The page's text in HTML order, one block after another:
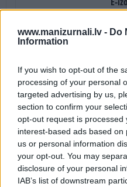
www.manizurnali.lv - Do
Information
If you wish to opt-out of the
processing of your personal
targeted advertising by us,
section to confirm your
opt-out request is processed
interest-based ads based
us or personal information
your opt-out. You may
disclosure of your personal
IAB’s list of downstream
Abonēšanas perioda
Mēnešu skaits:
4 mēneši /22.80 Eur
17
*Visas cenas portālā
Žurnālu izdevumu skaits var
noteikumi